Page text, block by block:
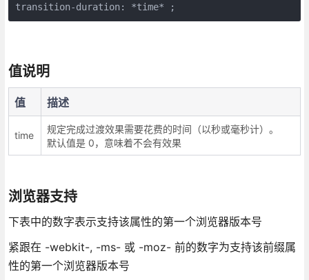
transition-duration: *time* ;
值说明
值 描述
time
规定完成过渡效果需要花费的时间（以秒或毫秒计）。
默认值是 0，意味着不会有效果
浏览器支持
下表中的数字表示支持该属性的第一个浏览器版本号
紧跟在 -webkit-, -ms- 或 -moz- 前的数字为支持该前缀属
性的第一个浏览器版本号